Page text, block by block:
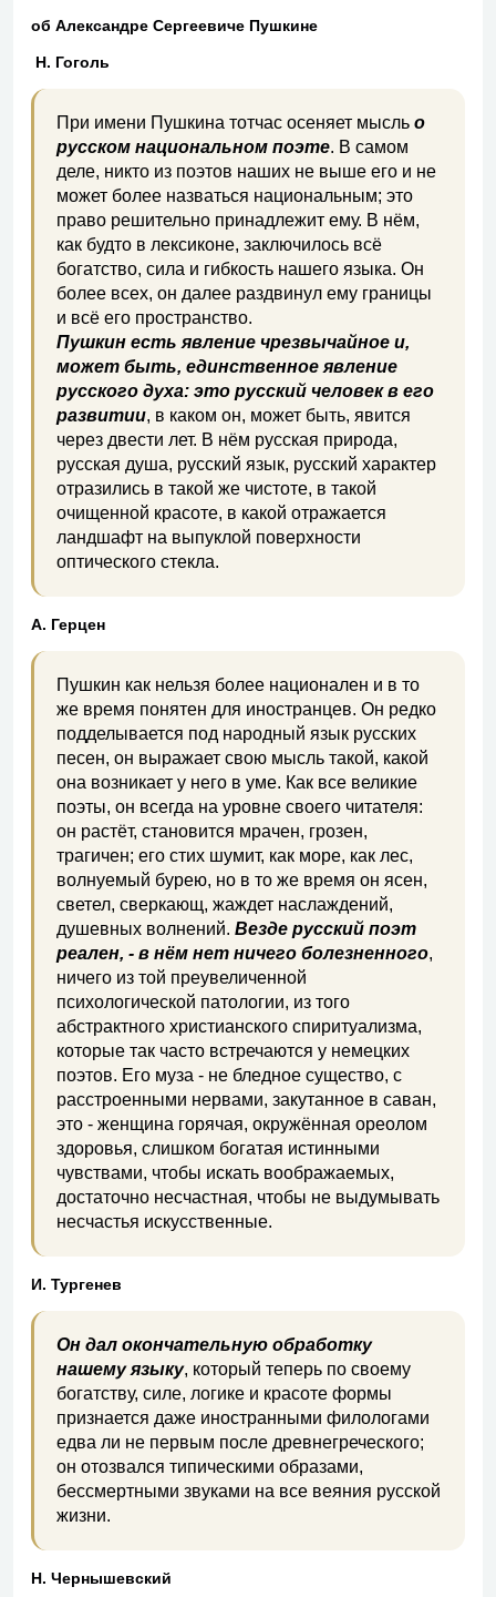
об Александре Сергеевиче Пушкине
Н. Гоголь
При имени Пушкина тотчас осеняет мысльо
русском национальном поэте. В самом
деле, никто из поэтов наших не выше его и не
может более назваться национальным; это
право решительно принадлежит ему. В нём,
как будто в лексиконе, заключилось всё
богатство, сила и гибкость нашего языка. Он
более всех, он далее раздвинул ему границы
и всё его пространство.
Пушкин есть явление чрезвычайное и,
может быть, единственное явление
русского духа: это русский человек в его
развитии, в каком он, может быть, явится
через двести лет. В нём русская природа,
русская душа, русский язык, русский характер
отразились в такой же чистоте, в такой
очищенной красоте, в какой отражается
ландшафт на выпуклой поверхности
оптического стекла.
А. Герцен
Пушкин как нельзя более национален и в то
же время понятен для иностранцев. Он редко
подделывается под народный язык русских
песен, он выражает свою мысль такой, какой
она возникает у него в уме. Как все великие
поэты, он всегда на уровне своего читателя:
он растёт, становится мрачен, грозен,
трагичен; его стих шумит, как море, как лес,
волнуемый бурею, но в то же время он ясен,
светел, сверкающ, жаждет наслаждений,
душевных волнений.Везде русский поэт
реален, - в нём нет ничего болезненного,
ничего из той преувеличенной
психологической патологии, из того
абстрактного христианского спиритуализма,
которые так часто встречаются у немецких
поэтов. Его муза - не бледное существо, с
расстроенными нервами, закутанное в саван,
это - женщина горячая, окружённая ореолом
здоровья, слишком богатая истинными
чувствами, чтобы искать воображаемых,
достаточно несчастная, чтобы не выдумывать
несчастья искусственные.
И. Тургенев
Он дал окончательную обработку
нашему языку, который теперь по своему
богатству, силе, логике и красоте формы
признается даже иностранными филологами
едва ли не первым после древнегреческого;
он отозвался типическими образами,
бессмертными звуками на все веяния русской
жизни.
Н. Чернышевский